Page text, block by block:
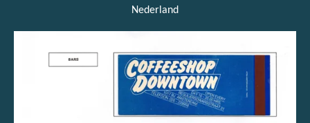
Nederland